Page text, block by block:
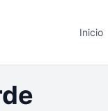
Inicio